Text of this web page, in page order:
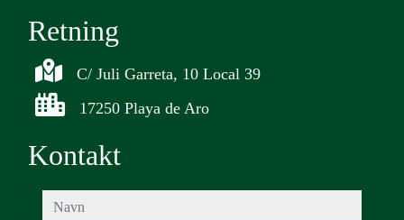
Retning
C/ Juli Garreta, 10 Local 39
17250 Playa de Aro
Kontakt
navn